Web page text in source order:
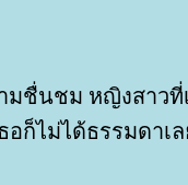
มชื่นชม หญิงสาว
ก็ไม่ได้ธรรมดาเล